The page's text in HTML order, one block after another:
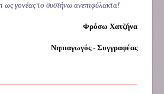
ως γονέας το συστήνω ανεπιφύλακτα!
Φρόσω Χατζήνα
Νηπιαγωγός - Συγγραφέας